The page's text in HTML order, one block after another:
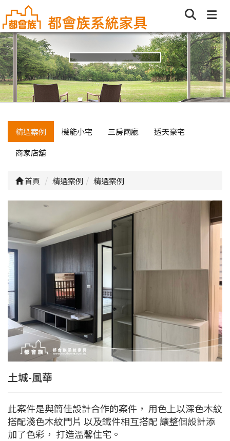
精選案例 機能小宅 三房兩廳
透天豪宅
商家店舖
首頁 精選案例 精選案例
土城-風華
此案件是與簡佳設計合作的案件， 用色上以深色木紋
搭配淺色木紋門片 以及鐵件相互搭配 讓整個設計添
加了色彩， 打造溫馨住宅。